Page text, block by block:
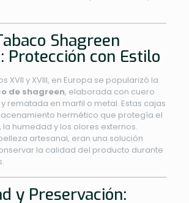
Shagreen
Protección con Estilo
XVII y XVIII, en Europa se popularizó la
de shagreen, elaborada con cuero
rematada en marfil o metal. Estas cajas
hermético que protegía el
humedad y los olores externos.
artesanal, eran una solución
la calidad del producto durante
y Preservación: